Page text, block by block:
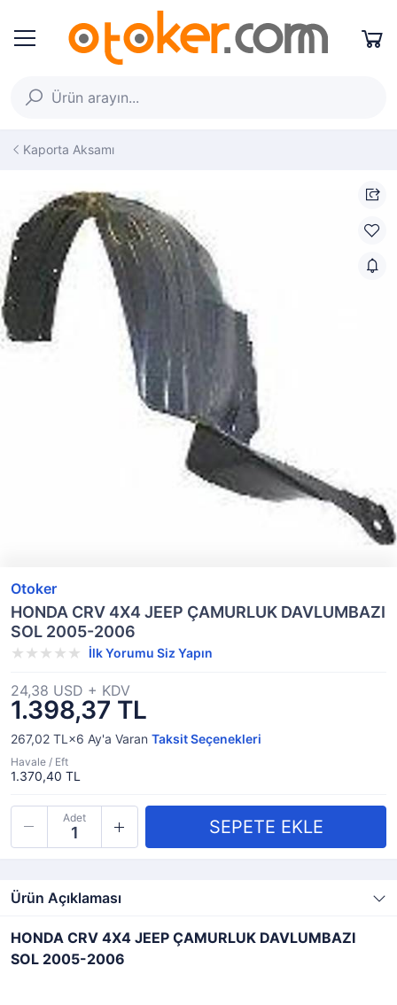
Kaporta Aksamı
Otoker
HONDA CRV 4X4 JEEP ÇAMURLUK DAVLUMBAZI
SOL 2005-2006
İlk Yorumu Siz Yapın
1.398,37 TL
24,38 USD + KDV
267,02 TL×6 Ay'a Varan Taksit Seçenekleri
Havale / Eft
1.370,40 TL
Adet
Ürün Açıklaması
HONDA CRV 4X4 JEEP ÇAMURLUK DAVLUMBAZI
SOL 2005-2006